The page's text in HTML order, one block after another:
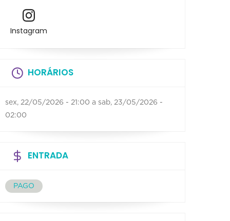
Instagram
HORÁRIOS
sex, 22/05/2026 - 21:00 a sab, 23/05/2026 -
02:00
ENTRADA
PAGO